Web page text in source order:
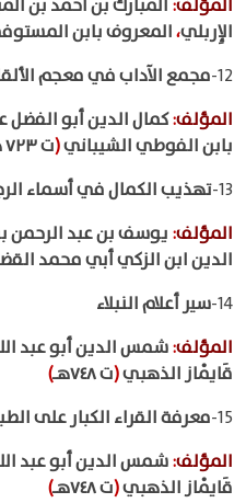
المؤلف: المبارك بن أحمد بن
الإِربلي،المعروف بابن
12- مجمع الآداب في معجم
المؤلف:كمال الدين أبو الفضل
بابن الفوطي الشيباني(ت ٧٢٣ هـ
13- تهذيب الكمال في أسماء
المؤلف:يوسف بن عبد
الدين ابن الزكي أبي محمد
14- سير أعلام النبلاء
المؤلف:شمس الدين أبو عبد
قَايْماز الذهبي(ت ٧٤٨هـ
)
15- معرفة القراء الكبار على
المؤلف:شمس الدين أبو عبد
قَايْماز الذهبي(ت ٧٤٨هـ
)